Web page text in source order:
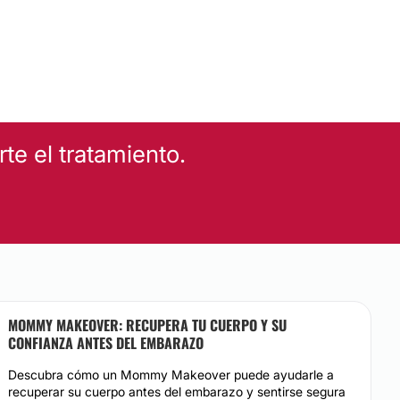
el tratamiento.
MOMMY MAKEOVER: RECUPERA TU CUERPO Y SU
CONFIANZA ANTES DEL EMBARAZO
Descubra cómo un Mommy Makeover puede ayudarle a
recuperar su cuerpo antes del embarazo y sentirse segura